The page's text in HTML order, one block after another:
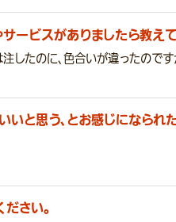
ービスがありましたら教え
したのに、色合いが違ったのです
と思う、とお感じになられ
さい。